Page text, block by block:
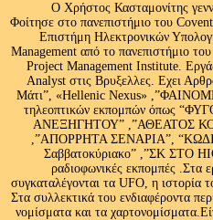
Ο Χρήστος Κασταμονίτης
Φοίτησε στο πανεπιστήμιο του
Επιστήμη Ηλεκτρονικών
Management από το πανεπιστήμιο
Project Management Institute.
Analyst στις Βρυξελλες. Εχει
Μάτι”, «Hellenic Nexus»
τηλεοπτικών εκπομπών όπως
ΑΝΕΞΗΓΗΤΟΥ” ,”ΑΘΕΑΤΟΣ
,”ΑΠΟΡΡΗΤΑ ΣΕΝΑΡΙΑ”,
Σαββατοκύριακο” ,”ΣΚ ΣΤΟ
ραδιοφωνικές εκπομπές .Στα
συγκαταλέγονται τα UFO, η ιστορία
Στα συλλεκτικά του ενδιαφέροντα
νομίσματα και τα